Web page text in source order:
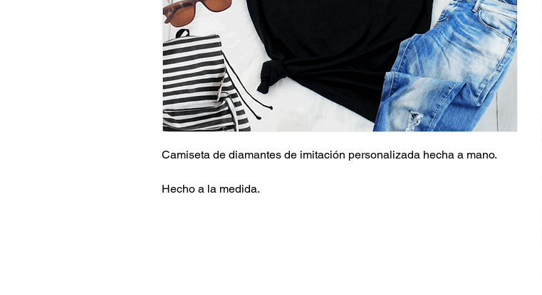
Camiseta de diamantes de imitación personalizada hecha a mano.
Hecho a la medida.